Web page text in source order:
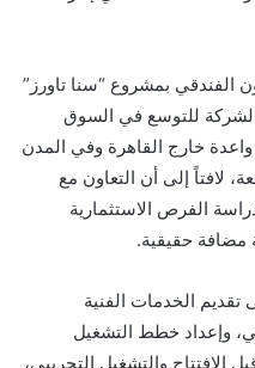
الفندقي بمشروع “سنا تاورز”
للتوسع في السوق
خارج القاهرة وفي المدن
لافتاً إلى أن التعاون مع
الفرص الاستثمارية
مضافة حقيقية.
الخدمات الفنية
وإعداد خطط التشغيل
الافتتاح والتشغيل التجريبي،